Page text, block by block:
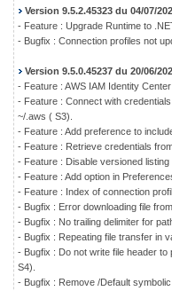
Version 9.5.2.45323 du 04/07/
- Feature : Upgrade Runtime to
- Bugfix : Connection profiles not
Version 9.5.0.45237 du 20/06/
- Feature : AWS IAM Identity Center
- Feature : Connect with
~/.aws ( S3).
- Feature : Add preference to
- Feature : Retrieve credentials
- Feature : Disable versioned listing
- Feature : Add option in
- Feature : Index of connection
- Bugfix : Error downloading file
- Bugfix : No trailing delimiter for
- Bugfix : Repeating file transfer in
- Bugfix : Do not write file header
S4).
- Bugfix : Remove /Default symbolic